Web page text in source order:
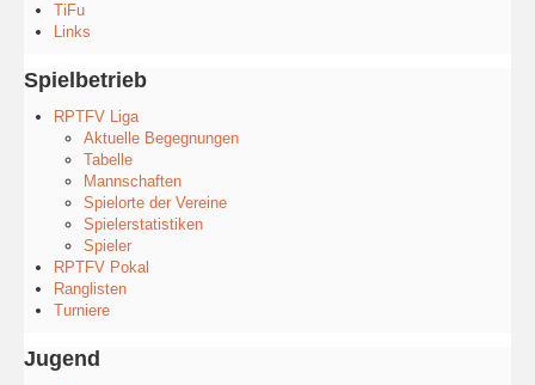
TiFu
Links
Spielbetrieb
RPTFV Liga
Aktuelle Begegnungen
Tabelle
Mannschaften
Spielorte der Vereine
Spielerstatistiken
Spieler
RPTFV Pokal
Ranglisten
Turniere
Jugend